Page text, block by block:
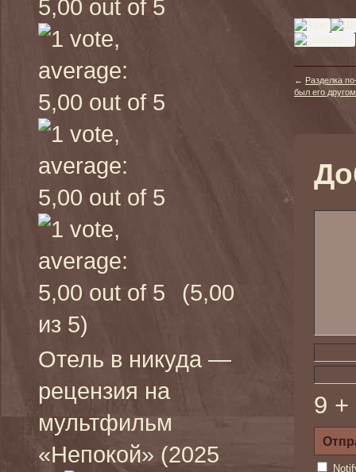
(5,00
из 5)
Отель в никуда —
рецензия на
мультфильм
«Непокой» (2025
← Разделка
был его
9